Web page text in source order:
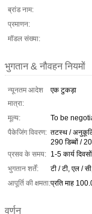
ब्रांड नाम:
प्रमाणन:
मॉडल संख्या:
भुगतान & नौवहन नियमों
न्यूनतम आदेश
मात्रा:
एक टुकड़ा
मूल्य:
To be
पैकेजिंग विवरण: तटस्थ /
290 डिब्बों /
प्रसव के समय: 1-5 कार्य
भुगतान शर्तें:
टी / टी, एल /
आपूर्ति की क्षमता:प्रति माह
वर्णन